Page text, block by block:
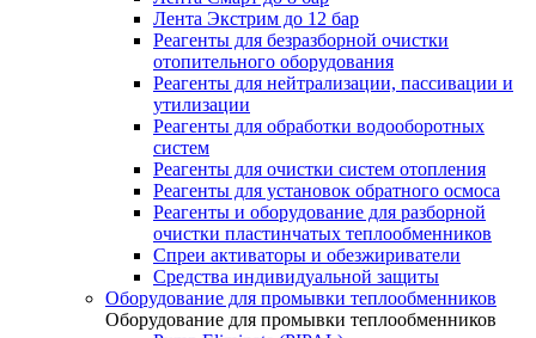
Лента Экстрим до 12 бар
Реагенты для безразборной очистки
отопительного оборудования
Реагенты для нейтрализации, пассивации и
утилизации
Реагенты для обработки водооборотных
систем
Реагенты для очистки систем отопления
Реагенты для установок обратного осмоса
Реагенты и оборудование для разборной
очистки пластинчатых теплообменников
Спреи активаторы и обезжириватели
Средства индивидуальной защиты
Оборудование для промывки теплообменников
Оборудование для промывки теплообменников